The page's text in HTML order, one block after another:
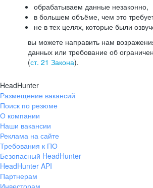
обрабатываем данные незаконно,
в большем объёме, чем это
не в тех целях, которые были
вы можете направить нам
данных или требование об
(ст. 21 Закона).
HeadHunter
Размещение вакансий
Поиск по резюме
О компании
Наши вакансии
Реклама на сайте
Требования к ПО
Безопасный HeadHunter
HeadHunter API
Партнерам
Инвесторам